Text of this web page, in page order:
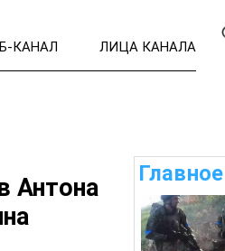
КАНАЛ ЛИЦА КАНАЛА
Антона
Главное